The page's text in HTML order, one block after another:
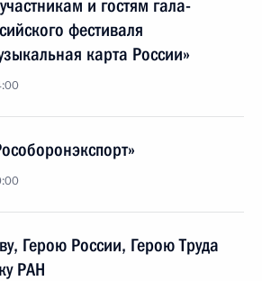
и гостям гала-
фестиваля
карта России»
Герою России, Герою Труда
РАН